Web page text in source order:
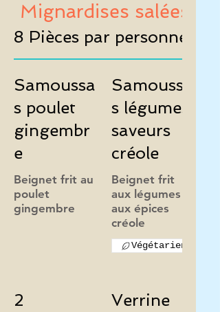
Mignardises salées
8 Pièces par personnes
Samoussa
s poulet
gingembr
e
Beignet frit au
poulet
Samoussa
s légumes
saveurs
créole
Beignet frit
aux légumes
aux épices
Végétarien
2
Verrine